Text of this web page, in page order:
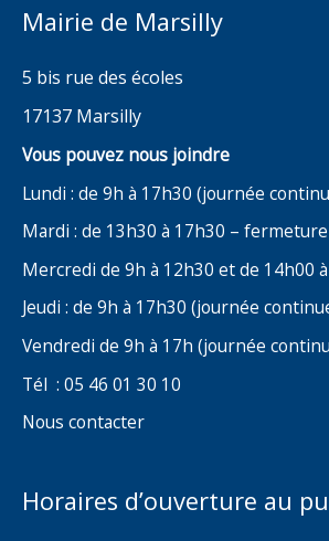
Mairie de Marsilly
5 bis rue des écoles
17137 Marsilly
Vous pouvez nous joindre
Lundi : de 9h à 17h30 (journée
Mardi : de 13h30 à 17h30 –
Mercredi de 9h à 12h30 et de 14h00
Jeudi : de 9h à 17h30 (journée
Vendredi de 9h à 17h (journée
Tél : 05 46 01 30 10
Nous contacter
Horaires d’ouverture au